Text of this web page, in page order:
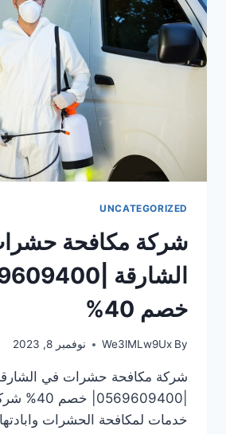
UNCATEGORIZED
شركة مكافحة
خصم 40%
By
We3lMLw9Ux نوفمبر 8, 2023
شركة مكافحة حشرات في
|0569609400|
خدمات لمكافحة الحشرات